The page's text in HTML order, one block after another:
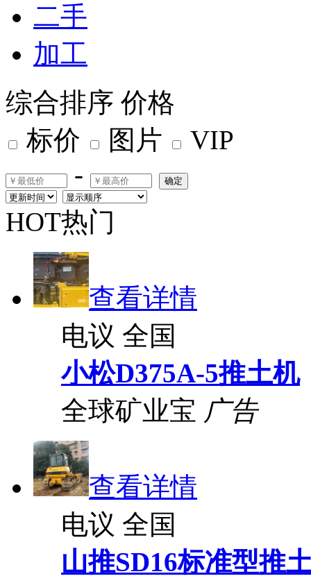
二手
加工
综合排序 价格
标价
图片
VIP
-
确定
HOT热门
查看详情
电议 全国
小松D375A-5推土机
全球矿业宝 广告
查看详情
电议 全国
山推SD16标准型推